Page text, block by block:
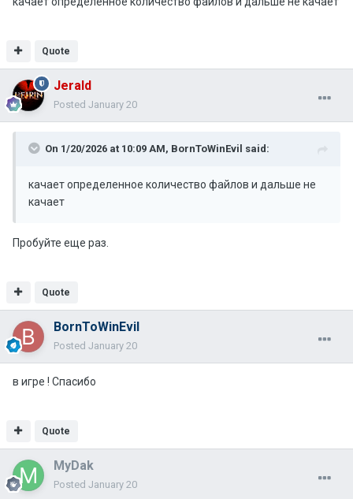
Quote
Jerald
Posted January 20
On 1/20/2026 at 10:09 AM, BornToWinEvil said:
качает определенное количество файлов и дальше не
качает
Пробуйте еще раз.
Quote
BornToWinEvil
Posted January 20
в игре ! Спасибо
Quote
MyDak
Posted January 20